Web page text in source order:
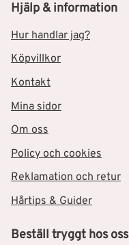
Hjälp & information
Hur handlar jag?
Köpvillkor
Kontakt
Mina sidor
Om oss
Policy och cookies
Reklamation och retur
Hårtips & Guider
Beställ tryggt hos oss